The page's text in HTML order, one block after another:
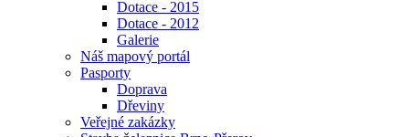
Dotace - 2015
Dotace - 2012
Galerie
Náš mapový portál
Pasporty
Doprava
Dřeviny
Veřejné zakázky